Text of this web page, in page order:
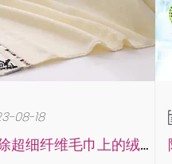
2023-08-18
降温毛巾有什么特别之处